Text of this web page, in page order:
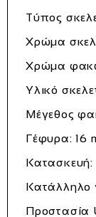
Τύπος
Χρώμα
Χρώμα
Υλικό
Μέγεθος
Γέφυρα: 16
Κατάλληλο
Προστασία